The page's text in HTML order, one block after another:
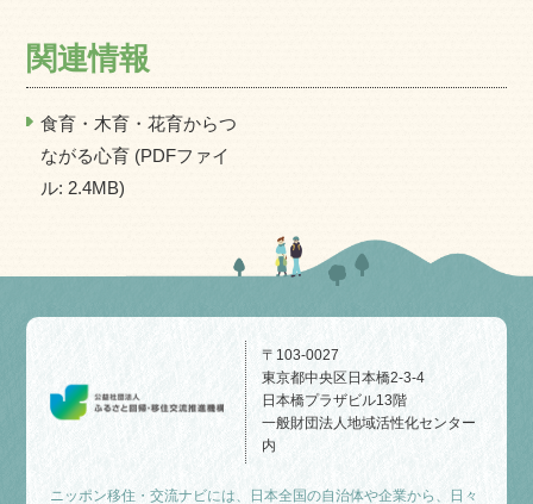
関連情報
食育・木育・花育からつ
ながる心育 (PDFファイ
ル: 2.4MB)
〒103-0027
東京都中央区日本橋2-3-4
日本橋プラザビル13階
一般財団法人地域活性化センター
内
ニッポン移住・交流ナビには、日本全国の自治体や企業から、日々